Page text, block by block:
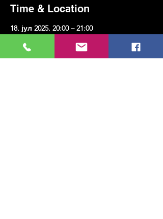
Time & Location
18. јул 2025. 20:00 – 21:00
Карабекирпаша Но:8, 34738 Кадıкои/
Истанбул, Туркиие